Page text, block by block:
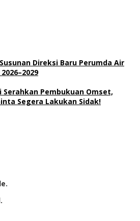
Direksi Baru Perumda Air
Serahkan Pembukuan Omset,
Segera Lakukan Sidak!